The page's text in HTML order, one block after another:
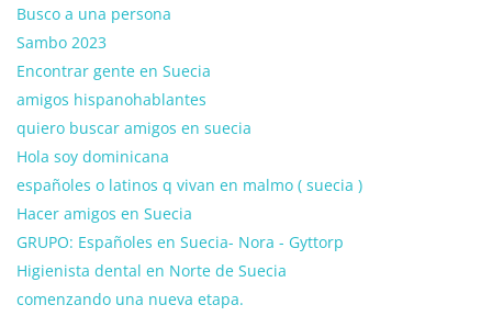
Busco a una persona
Sambo 2023
Encontrar gente en Suecia
amigos hispanohablantes
quiero buscar amigos en suecia
Hola soy dominicana
españoles o latinos q vivan en malmo ( suecia )
Hacer amigos en Suecia
GRUPO: Españoles en Suecia- Nora - Gyttorp
Higienista dental en Norte de Suecia
comenzando una nueva etapa.